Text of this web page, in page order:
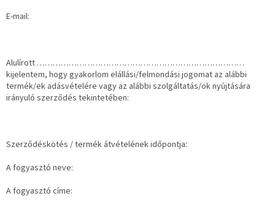
E-mail:
Alulírott ……………………………………………………………………
kijelentem, hogy gyakorlom elállási/felmondási jogomat az alábbi
termék/ek adásvételére vagy az alábbi szolgáltatás/ok nyújtására
irányuló szerződés tekintetében:
Szerződéskötés / termék átvételének időpontja:
A fogyasztó neve:
A fogyasztó címe: